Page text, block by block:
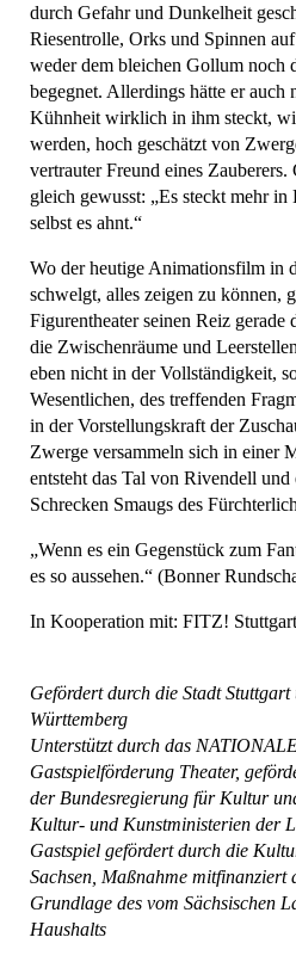
durch Gefahr und Dunkelheit
Riesentrolle, Orks und Spinnen
weder dem bleichen Gollum noch
begegnet. Allerdings hätte er auch
Kühnheit wirklich in ihm steckt,
werden, hoch geschätzt von
vertrauter Freund eines Zauberers.
gleich gewusst: „Es steckt mehr
selbst es ahnt.“
Wo der heutige Animationsfilm in
schwelgt, alles zeigen zu können,
Figurentheater seinen Reiz gerade
die Zwischenräume und
eben nicht in der Vollständigkeit,
Wesentlichen, des treffenden
in der Vorstellungskraft der
Zwerge versammeln sich in einer
entsteht das Tal von Rivendell und
Schrecken Smaugs des
„Wenn es ein Gegenstück zum
es so aussehen.“ (Bonner
In Kooperation mit: FITZ!
Gefördert durch die Stadt
Württemberg
Unterstützt durch das
Gastspielförderung Theater,
der Bundesregierung für Kultur
Kultur- und Kunstministerien der
Gastspiel gefördert durch die
Sachsen, Maßnahme mitfinanziert
Grundlage des vom Sächsischen
Haushalts